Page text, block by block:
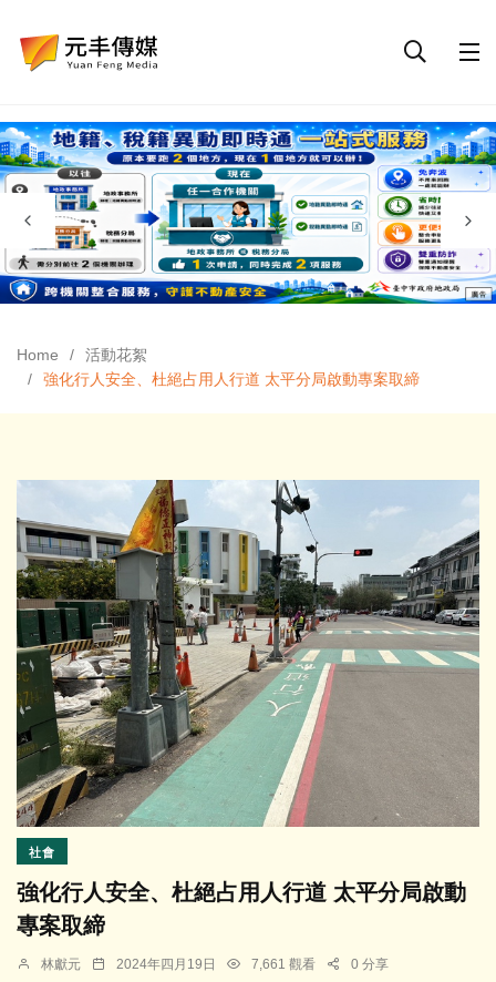
Home
活動花絮
強化行人安全、杜絕占用人行道 太平分局啟動專案取締
社會
強化行人安全、杜絕占用人行道 太平分局啟動
專案取締
林獻元 2024年四月19日 7,661 觀看 0 分享